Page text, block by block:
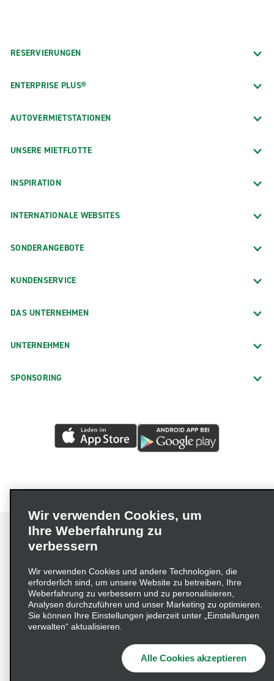
RESERVIERUNGEN
ENTERPRISE PLUS®
AUTOVERMIETSTATIONEN
UNSERE MIETFLOTTE
INSPIRATION
INTERNATIONALE WEBSITES
SONDERANGEBOTE
KUNDENSERVICE
DAS UNTERNEHMEN
UNTERNEHMEN
SPONSORING
Impressum Nutzungsbedingungen
Datenschutzrichtlinie
Cookie-Richtlinie
Datenschutzoptionen
Lieferkettensorgfaltspflichtengesetz (LkSG) Grundsatzerklärung
Beschwerdeverfahren nach dem
© 2026 Enterprise Holdings, Inc. Alle Rechte vorbehalten
Wir verwenden Cookies, um
Ihre Weberfahrung zu
verbessern
Wir verwenden Cookies und andere Technologien, die
erforderlich sind, um unsere Website zu betreiben, Ihre
Weberfahrung zu verbessern und zu personalisieren,
Analysen durchzuführen und unser Marketing zu optimieren.
Sie können Ihre Einstellungen jederzeit unter „Einstellungen
verwalten“ aktualisieren.
Alle Cookies akzeptieren